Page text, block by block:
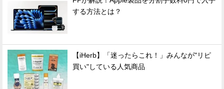
する方法とは？
【iHerb】「迷ったらこれ！」みんなが"リピ
買い"している人気商品